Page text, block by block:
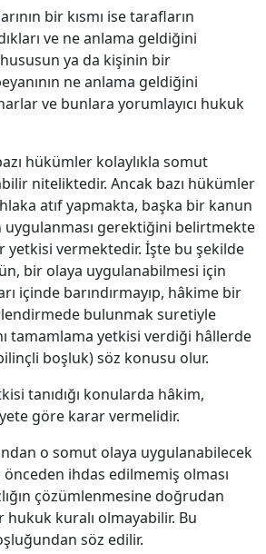
bir kısmı ise tarafların
ve ne anlama geldiğini
hususun ya da kişinin bir
ne anlama geldiğini
ve bunlara yorumlayıcı hukuk
hükümler kolaylıkla somut
niteliktedir. Ancak bazı hükümler
atıf yapmakta, başka bir kanun
uygulanması gerektiğini belirtmekte
yetkisi vermektedir. İşte bu şekilde
bir olaya uygulanabilmesi için
içinde barındırmayıp, hâkime bir
bulunmak suretiyle
tamamlama yetkisi verdiği hâllerde
boşluk) söz konusu olur.
tanıdığı konularda hâkim,
göre karar vermelidir.
o somut olaya uygulanabilecek
ihdas edilmemiş olması
çözümlenmesine doğrudan
kuralı olmayabilir. Bu
söz edilir.